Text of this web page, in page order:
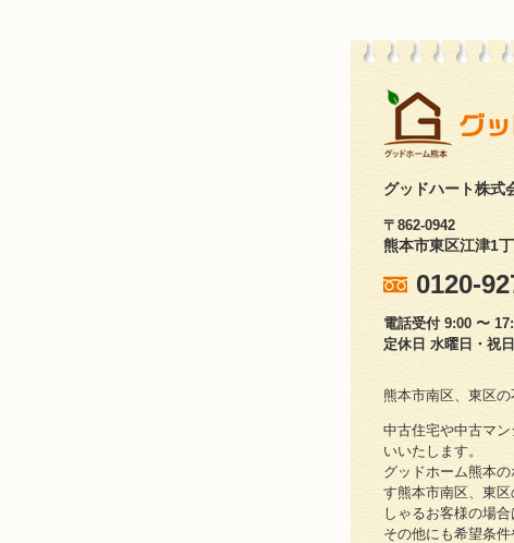
グッドハート株式
〒862-0942
熊本市東区江津1
0120-
電話受付 9:00 〜
定休日 水曜日・祝日
熊本市南区、東区
中古住宅や中古マ
いいたします。
グッドホーム熊本
す熊本市南区、東
しゃるお客様の場
その他にも希望条